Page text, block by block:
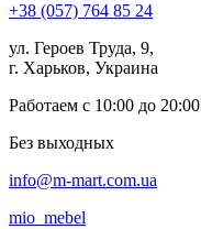
+38 (057) 764 85 24
ул. Героев Труда, 9,
г. Харьков, Украина
Работаем с 10:00 до 20:00
Без выходных
info@m-mart.com.ua
mio_mebel